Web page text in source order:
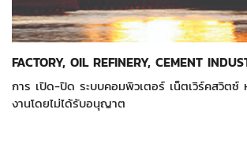
FACTORY, OIL REFINERY, CEMENT
การ เปิด-ปิด ระบบคอมพิวเตอร์ เน็ตเวิร์คสวิต
งานโดยไม่ได้รับอนุญาต